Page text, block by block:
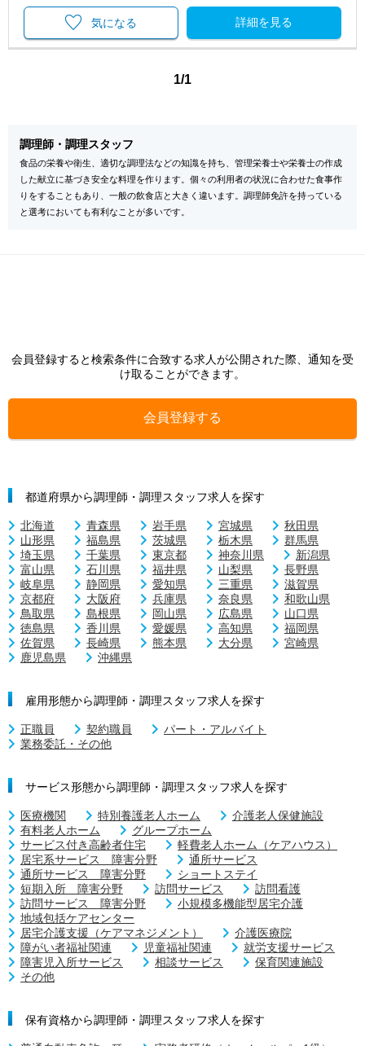
詳細を見る
気になる
1/1
調理師・調理スタッフ
食品の栄養や衛生、適切な調理法などの知識を持ち、管理栄養士や栄養士の作成
した献立に基づき安全な料理を作ります。個々の利用者の状況に合わせた食事作
りをすることもあり、一般の飲食店と大きく違います。調理師免許を持っている
と選考においても有利なことが多いです。
会員登録すると検索条件に合致する求人が公開された際、通知を受
け取ることができます。
会員登録する
都道府県から調理師・調理スタッフ求人を探す
北海道 青森県 岩手県 宮城県
秋田県
山形県
福島県 茨城県 栃木県
群馬県
埼玉県
千葉県 東京都 神奈川県
新潟県
富山県
石川県 福井県 山梨県
長野県
岐阜県
静岡県 愛知県 三重県
滋賀県
京都府
大阪府 兵庫県 奈良県
和歌山県
鳥取県
島根県 岡山県 広島県
山口県
徳島県
香川県 愛媛県 高知県
福岡県
佐賀県
長崎県 熊本県 大分県
宮崎県
鹿児島県
沖縄県
雇用形態から調理師・調理スタッフ求人を探す
正職員 契約職員
パート・アルバイト
業務委託・その他
サービス形態から調理師・調理スタッフ求人を探す
医療機関 特別養護老人ホーム
介護老人保健施設
有料老人ホーム
グループホーム
サービス付き高齢者住宅
軽費老人ホーム（ケアハウス）
居宅系サービス 障害分野
通所サービス
通所サービス 障害分野
ショートステイ
短期入所 障害分野
訪問サービス
訪問看護
訪問サービス 障害分野
小規模多機能型居宅介護
地域包括ケアセンター
居宅介護支援（ケアマネジメント）
介護医療院
障がい者福祉関連
児童福祉関連
就労支援サービス
障害児入所サービス
相談サービス
保育関連施設
その他
保有資格から調理師・調理スタッフ求人を探す